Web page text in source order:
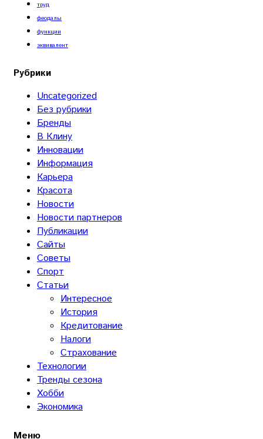
труд
феодалы
функции
эквивалент
Рубрики
Uncategorized
Без рубрики
Бренды
В Клину
Инновации
Информация
Карьера
Красота
Новости
Новости партнеров
Публикации
Сайты
Советы
Спорт
Статьи
Интересное
История
Кредитование
Налоги
Страхование
Технологии
Тренды сезона
Хобби
Экономика
Меню